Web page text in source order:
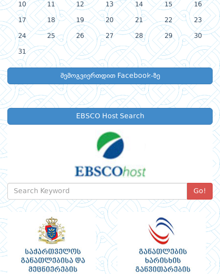
10 11 12 13 14 15 16
17 18 19 20 21 22 23
24 25 26 27 28 29 30
31
შემოგვიერთდით Facebook-ზე
EBSCO Host Search
Go!